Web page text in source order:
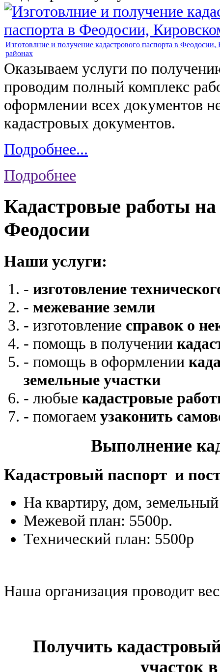
Изготовлние и получение кадастрового паспорта в Феодосии,
районах
Оказываем услуги по
проводим полный комплекс
оформлении всех документов
кадастровых документов.
Подробнее...
Подробнее
Кадастровые работы
Феодосии
Наши услуги:
- изготовление
- межевание земли
- изготовление справок о
- помощь в получении
- помощь в оформлении
земельные участки
- любые кадастровые
- помогаем узаконить
Выполнение
Кадастровый паспорт и
На квартиру, дом,
Межевой план: 5500р.
Технический план: 5500р
Наша организация проводит
Получить
участок